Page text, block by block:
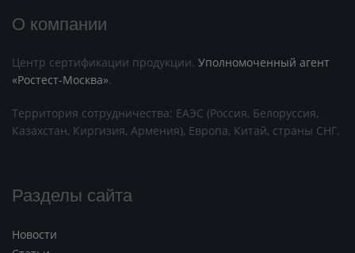
О компании
Центр сертификации продукции. Уполномоченный агент
«Ростест-Москва».
Территория сотрудничества: ЕАЭС (Россия, Белоруссия,
Казахстан, Киргизия, Армения), Европа, Китай, страны СНГ.
Разделы сайта
Новости